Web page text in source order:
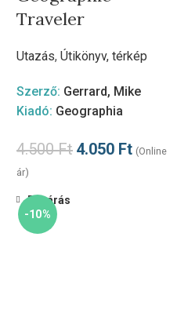
Traveler
Utazás, Útikönyv, térkép
Szerző: Gerrard, Mike
Kiadó: Geographia
4.500Ft 4.050 Ft (Online
ár)
-10%
Bezárás